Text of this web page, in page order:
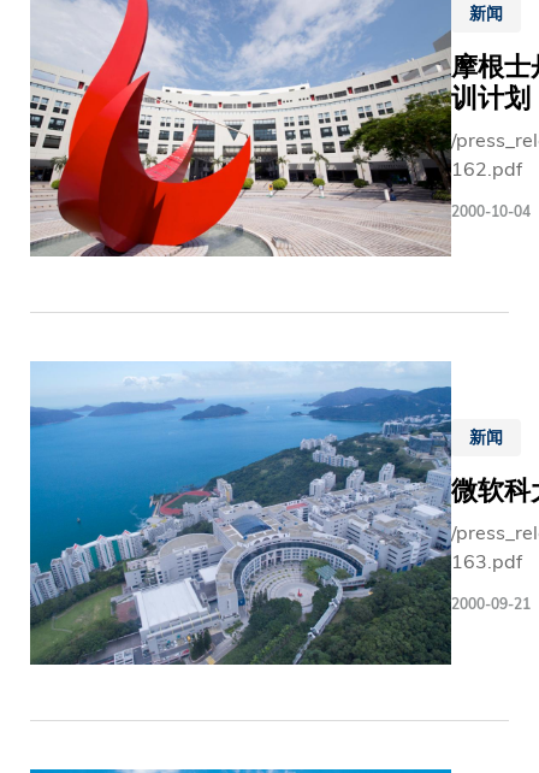
新闻
摩根
训计划
/
162.pdf
2000-10-04
新闻
微软科
/
163.pdf
2000-09-21